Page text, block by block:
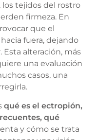
tejidos del rostro
firmeza. En
que el
fuera, dejando
alteración, más
una evaluación
casos, una
qué es el ectropión,
qué
y cómo se trata